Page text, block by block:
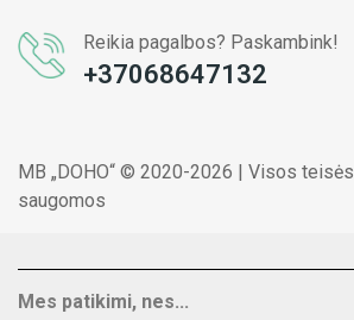
Reikia pagalbos? Paskambink!
+37068647132
MB „DOHO“ © 2020-2026 | Visos teisės
saugomos
Mes patikimi, nes...